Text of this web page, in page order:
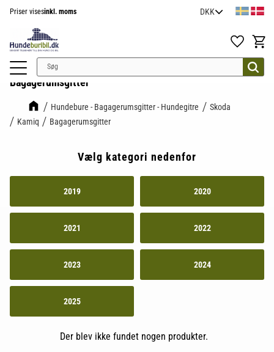
Priser visesinkl. moms
Favoritter
Bagagerumsgitter
Hundebure - Bagagerumsgitter - Hundegitre
Skoda
Kamiq
Bagagerumsgitter
Vælg kategori nedenfor
2019 2020
2021 2022
2023 2024
2025
Der blev ikke fundet nogen produkter.